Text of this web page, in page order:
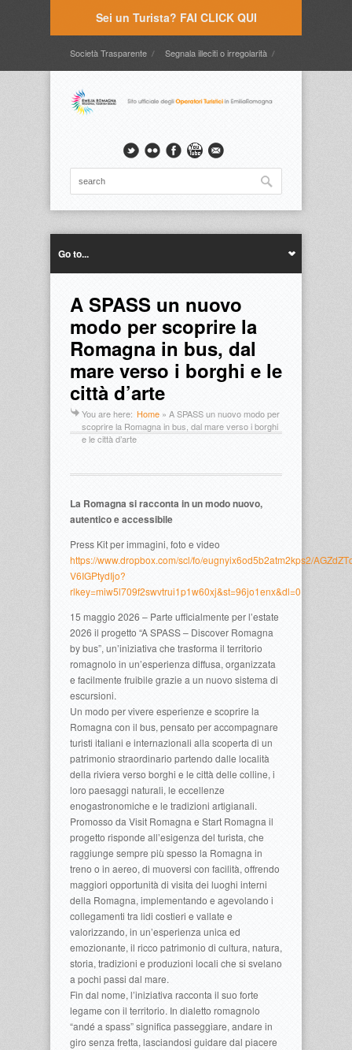
Sei un Turista? FAI CLICK QUI
Società Trasparente Segnala illeciti o irregolarità
Timbrature
Go to...
A SPASS un nuovo
modo per scoprire la
Romagna in bus, dal
mare verso i borghi e le
città d’arte
You are here: Home » A SPASS un nuovo modo per
scoprire la Romagna in bus, dal mare verso i borghi
e le città d’arte
La Romagna si racconta in un modo nuovo,
autentico e accessibile
Press Kit per immagini, foto e video
https://www.dropbox.com/scl/fo/eugnyix6od5b2atm2kps2/
V6IGPtydIjo?
rlkey=miw5l709f2swvtrui1p1w60xj&st=96jo1enx&dl=0
15 maggio 2026 – Parte ufficialmente per l’estate
2026 il progetto “A SPASS – Discover Romagna
by bus”, un’iniziativa che trasforma il territorio
romagnolo in un’esperienza diffusa, organizzata
e facilmente fruibile grazie a un nuovo sistema di
escursioni.
Un modo per vivere esperienze e scoprire la
Romagna con il bus, pensato per accompagnare
turisti italiani e internazionali alla scoperta di un
patrimonio straordinario partendo dalle località
della riviera verso borghi e le città delle colline, i
loro paesaggi naturali, le eccellenze
enogastronomiche e le tradizioni artigianali.
Promosso da Visit Romagna e Start Romagna il
progetto risponde all’esigenza del turista, che
raggiunge sempre più spesso la Romagna in
treno o in aereo, di muoversi con facilità, offrendo
maggiori opportunità di visita dei luoghi interni
della Romagna, implementando e agevolando i
collegamenti tra lidi costieri e vallate e
valorizzando, in un’esperienza unica ed
emozionante, il ricco patrimonio di cultura, natura,
storia, tradizioni e produzioni locali che si svelano
a pochi passi dal mare.
Fin dal nome, l’iniziativa racconta il suo forte
legame con il territorio. In dialetto romagnolo
“andé a spass” significa passeggiare, andare in
giro senza fretta, lasciandosi guidare dal piacere